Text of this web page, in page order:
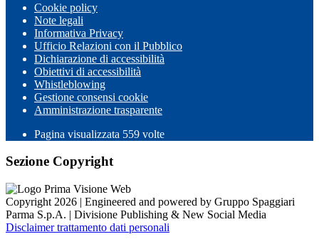
Cookie policy
Note legali
Informativa Privacy
Ufficio Relazioni con il Pubblico
Dichiarazione di accessibilità
Obiettivi di accessibilità
Whistleblowing
Gestione consensi cookie
Amministrazione trasparente
Pagina visualizzata 559 volte
Sezione Copyright
Copyright 2026 | Engineered and powered by Gruppo Spaggiari
Parma S.p.A. | Divisione Publishing & New Social Media
Disclaimer trattamento dati personali